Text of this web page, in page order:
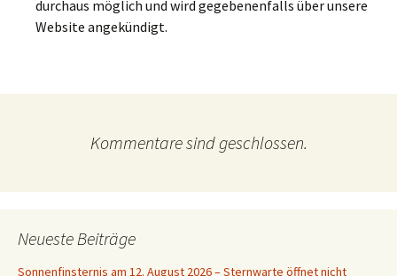
durchaus möglich und wird gegebenenfalls über unsere
Website angekündigt.
Kommentare sind geschlossen.
Neueste Beiträge
Sonnenfinsternis am 12. August 2026 – Sternwarte öffnet nicht